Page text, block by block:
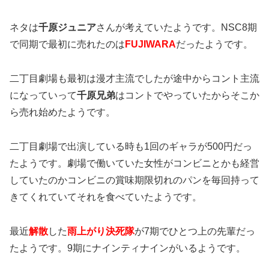
ネタは千原ジュニアさんが考えていたようです。NSC8期
で同期で最初に売れたのは FUJIWARAだったようです。
二丁目劇場も最初は漫才主流でしたが途中からコント主流
になっていって千原兄弟はコントでやっていたからそこか
ら売れ始めたようです。
二丁目劇場で出演している時も1回のギャラが500円だっ
たようです。劇場で働いていた女性がコンビニとかも経営
していたのかコンビニの賞味期限切れのパンを毎回持って
きてくれていてそれを食べていたようです。
最近解散した雨上がり決死隊が7期でひとつ上の先輩だっ
たようです。9期にナインティナインがいるようです。